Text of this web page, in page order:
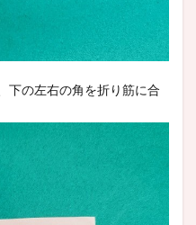
下の左右の角を折り筋に合